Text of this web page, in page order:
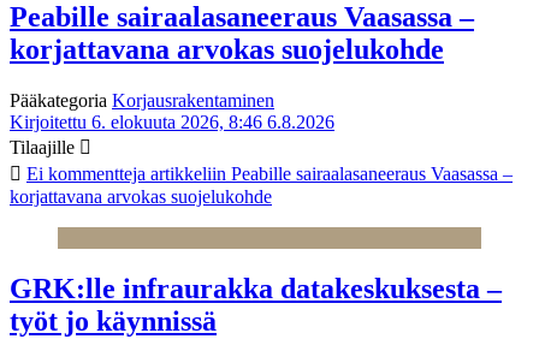
Peabille sairaalasaneeraus Vaasassa –
korjattavana arvokas suojelukohde
Pääkategoria Korjausrakentaminen
Kirjoitettu 6. elokuuta 2026, 8:46 6.8.2026
Tilaajille
Ei kommentteja artikkeliin Peabille sairaalasaneeraus Vaasassa –
korjattavana arvokas suojelukohde
GRK:lle infraurakka datakeskuksesta –
työt jo käynnissä